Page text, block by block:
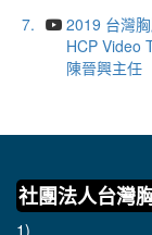
7.
2019 台灣
HCP Video
陳晉興主任
社團法人台灣
1)